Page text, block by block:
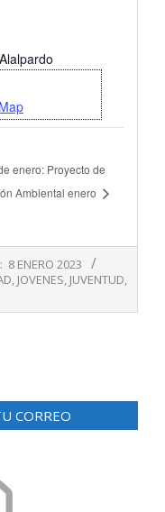
enero: Proyecto de
Ambiental enero
8 ENERO 2023
, JOVENES, JUVENTUD,
CORREO